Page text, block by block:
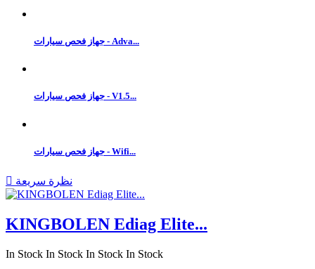
جهاز فحص سيارات - Adva...
جهاز فحص سيارات - V1.5...
جهاز فحص سيارات - Wifi...
 نظرة سريعة
KINGBOLEN Ediag Elite...
In Stock In Stock In Stock In Stock